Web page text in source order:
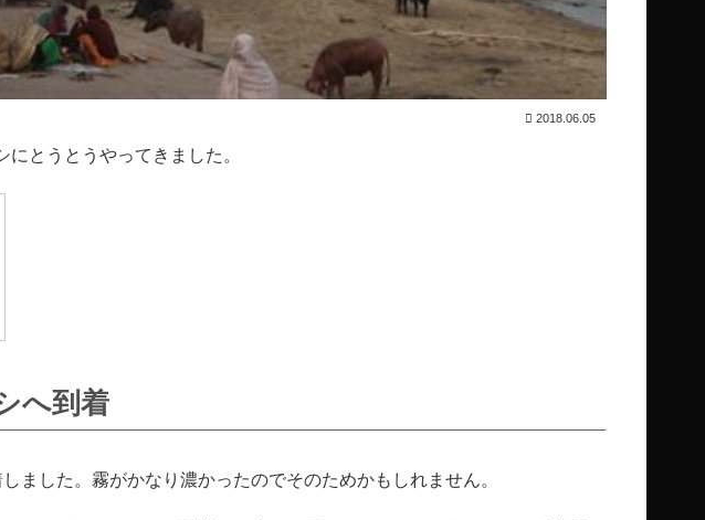
2018.06.05
とうとうやってきました。
へ到着
ました。霧がかなり濃かったのでそのためかもしれません。